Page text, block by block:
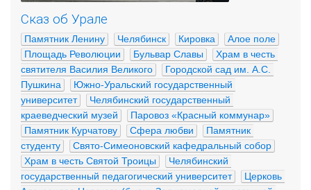
Сказ об Урале
Памятник Ленину Челябинск Кировка
Алое поле
Площадь Революции
Бульвар Славы
Храм в честь
святителя Василия Великого
Городской сад им. А.С.
Пушкина
Южно-Уральский государственный
университет
Челябинский государственный
краеведческий музей
Паровоз «Красный коммунар»
Памятник Курчатову
Сфера любви
Памятник
студенту
Свято-Симеоновский кафедральный собор
Храм в честь Святой Троицы
Челябинский
государственный педагогический университет
Церковь